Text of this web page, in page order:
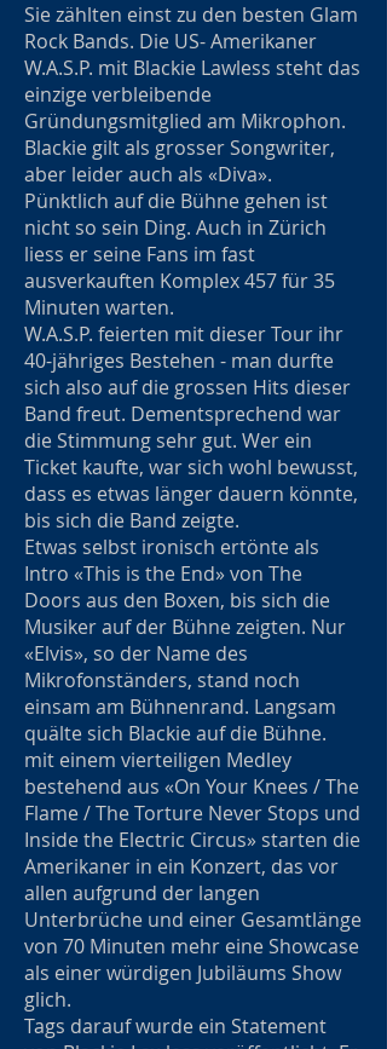
Sie zählten einst zu den besten Glam
Rock Bands. Die US- Amerikaner
W.A.S.P. mit Blackie Lawless steht das
einzige verbleibende
Gründungsmitglied am Mikrophon.
Blackie gilt als grosser Songwriter,
aber leider auch als «Diva».
Pünktlich auf die Bühne gehen ist
nicht so sein Ding. Auch in Zürich
liess er seine Fans im fast
ausverkauften Komplex 457 für 35
Minuten warten.
W.A.S.P. feierten mit dieser Tour ihr
40-jähriges Bestehen - man durfte
sich also auf die grossen Hits dieser
Band freut. Dementsprechend war
die Stimmung sehr gut. Wer ein
Ticket kaufte, war sich wohl bewusst,
dass es etwas länger dauern könnte,
bis sich die Band zeigte.
Etwas selbst ironisch ertönte als
Intro «This is the End» von The
Doors aus den Boxen, bis sich die
Musiker auf der Bühne zeigten. Nur
«Elvis», so der Name des
Mikrofonständers, stand noch
einsam am Bühnenrand. Langsam
quälte sich Blackie auf die Bühne.
mit einem vierteiligen Medley
bestehend aus «On Your Knees / The
Flame / The Torture Never Stops und
Inside the Electric Circus» starten die
Amerikaner in ein Konzert, das vor
allen aufgrund der langen
Unterbrüche und einer Gesamtlänge
von 70 Minuten mehr eine Showcase
als einer würdigen Jubiläums Show
glich.
Tags darauf wurde ein Statement